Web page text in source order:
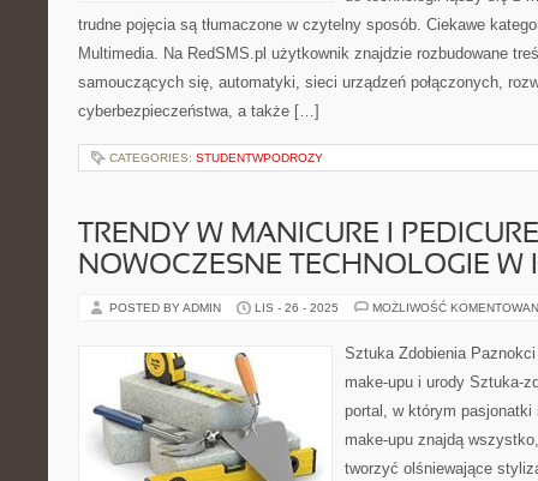
trudne pojęcia są tłumaczone w czytelny sposób. Ciekawe
Multimedia. Na RedSMS.pl użytkownik znajdzie rozbudowane
samouczących się, automatyki, sieci urządzeń połączonych,
cyberbezpieczeństwa, a także […]
CATEGORIES: STUDENTWPODROZY
TRENDY W MANICURE I
NOWOCZESNE TECHNOLOGIE W
POSTED BY ADMIN LIS - 26 - 2025 MOŻLIWOŚĆ
Sztuka Zdobienia
make-upu i urody Sztuka-
portal, w którym
make-upu znajdą
tworzyć olśniewające